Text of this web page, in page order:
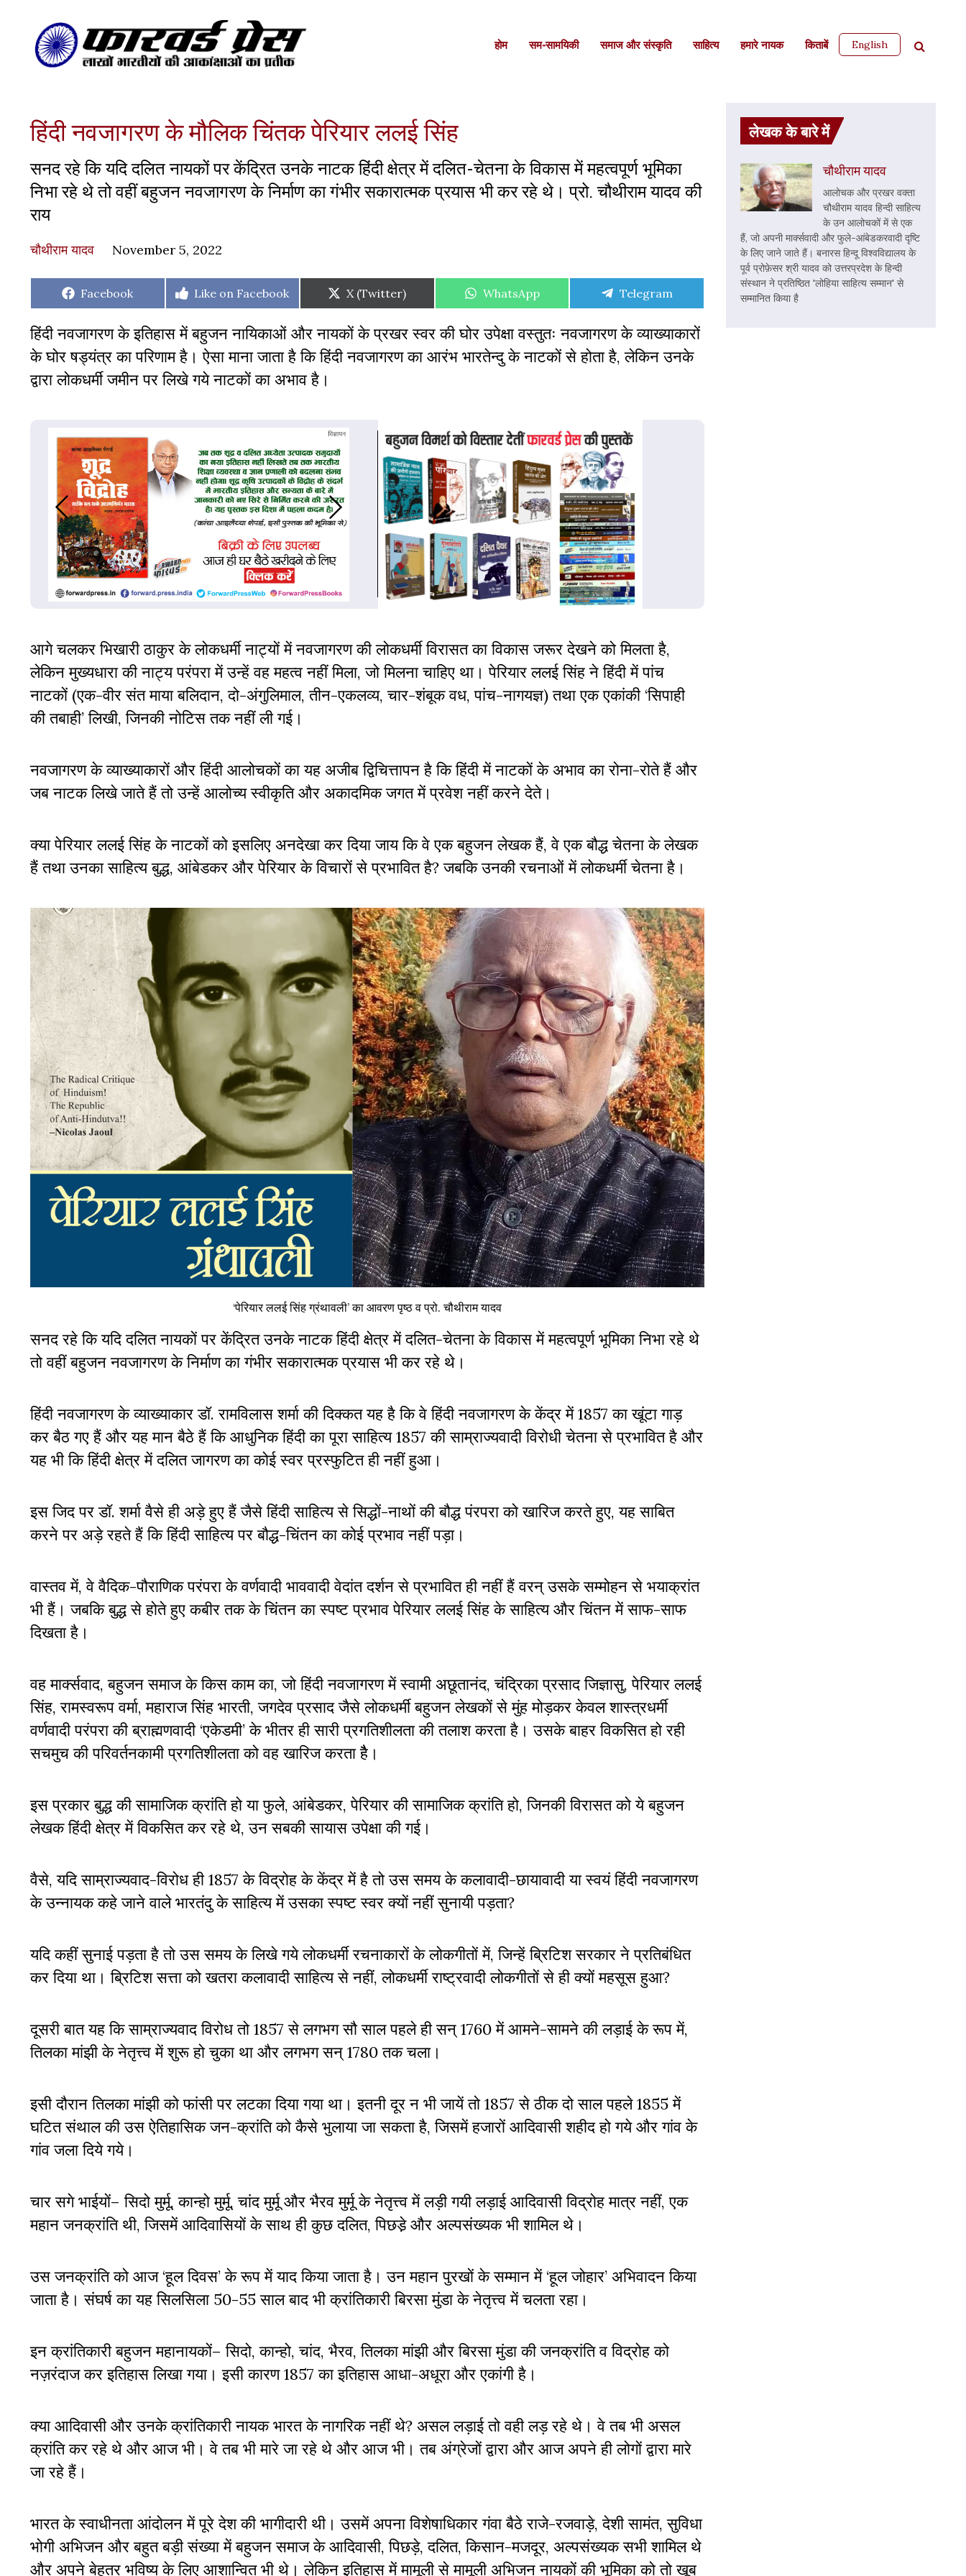
होम सम-सामयिकी समाज और संस्कृति साहित्‍य हमारे नायक किताबें English
हिंदी नवजागरण के मौलिक चिंतक पेरियार ललई सिंह
सनद रहे कि यदि दलित नायकों पर केंद्रित उनके नाटक हिंदी क्षेत्र में दलित-चेतना के विकास में महत्वपूर्ण भूमिका
निभा रहे थे तो वहीं बहुजन नवजागरण के निर्माण का गंभीर सकारात्मक प्रयास भी कर रहे थे। प्रो. चौथीराम यादव की
राय
चौथीराम यादव November 5, 2022
Share
Facebook
Share
Like on Facebook
Share
on
X (Twitter)
Share
WhatsApp
Share
Telegram
हिंदी नवजागरण के इतिहास में बहुजन नायिकाओं और नायकों के प्रखर स्वर की घोर उपेक्षा वस्तुतः नवजागरण के व्याख्याकारों
के घोर षड्यंत्र का परिणाम है। ऐसा माना जाता है कि हिंदी नवजागरण का आरंभ भारतेन्दु के नाटकों से होता है, लेकिन उनके
द्वारा लोकधर्मी जमीन पर लिखे गये नाटकों का अभाव है।
आगे चलकर भिखारी ठाकुर के लोकधर्मी नाट्यों में नवजागरण की लोकधर्मी विरासत का विकास जरूर देखने को मिलता है,
लेकिन मुख्यधारा की नाट्य परंपरा में उन्हें वह महत्व नहीं मिला, जो मिलना चाहिए था। पेरियार ललई सिंह ने हिंदी में पांच
नाटकों (एक-वीर संत माया बलिदान, दो-अंगुलिमाल, तीन-एकलव्य, चार-शंबूक वध, पांच-नागयज्ञ) तथा एक एकांकी ‘सिपाही
की तबाही’ लिखी, जिनकी नोटिस तक नहीं ली गई।
नवजागरण के व्याख्याकारों और हिंदी आलोचकों का यह अजीब द्विचित्तापन है कि हिंदी में नाटकों के अभाव का रोना-रोते हैं और
जब नाटक लिखे जाते हैं तो उन्हें आलोच्य स्वीकृति और अकादमिक जगत में प्रवेश नहीं करने देते।
क्या पेरियार ललई सिंह के नाटकों को इसलिए अनदेखा कर दिया जाय कि वे एक बहुजन लेखक हैं, वे एक बौद्ध चेतना के लेखक
हैं तथा उनका साहित्य बुद्ध, आंबेडकर और पेरियार के विचारों से प्रभावित है? जबकि उनकी रचनाओं में लोकधर्मी चेतना है।
‘पेरियार ललई सिंह ग्रंथावली’ का आवरण पृष्ठ व प्रो. चौथीराम यादव
सनद रहे कि यदि दलित नायकों पर केंद्रित उनके नाटक हिंदी क्षेत्र में दलित-चेतना के विकास में महत्वपूर्ण भूमिका निभा रहे थे
तो वहीं बहुजन नवजागरण के निर्माण का गंभीर सकारात्मक प्रयास भी कर रहे थे।
हिंदी नवजागरण के व्याख्याकार डॉ. रामविलास शर्मा की दिक्कत यह है कि वे हिंदी नवजागरण के केंद्र में 1857 का खूंटा गाड़
कर बैठ गए हैं और यह मान बैठे हैं कि आधुनिक हिंदी का पूरा साहित्य 1857 की साम्राज्यवादी विरोधी चेतना से प्रभावित है और
यह भी कि हिंदी क्षेत्र में दलित जागरण का कोई स्वर प्रस्फुटित ही नहीं हुआ।
इस जिद पर डॉ. शर्मा वैसे ही अड़े हुए हैं जैसे हिंदी साहित्य से सिद्धों-नाथों की बौद्ध पंरपरा को खारिज करते हुए, यह साबित
करने पर अड़े रहते हैं कि हिंदी साहित्य पर बौद्ध-चिंतन का कोई प्रभाव नहीं पड़ा।
वास्तव में, वे वैदिक-पौराणिक परंपरा के वर्णवादी भाववादी वेदांत दर्शन से प्रभावित ही नहीं हैं वरन् उसके सम्मोहन से भयाक्रांत
भी हैं। जबकि बुद्ध से होते हुए कबीर तक के चिंतन का स्पष्ट प्रभाव पेरियार ललई सिंह के साहित्य और चिंतन में साफ-साफ
दिखता है।
वह मार्क्सवाद, बहुजन समाज के किस काम का, जो हिंदी नवजागरण में स्वामी अछूतानंद, चंद्रिका प्रसाद जिज्ञासु, पेरियार ललई
सिंह, रामस्वरूप वर्मा, महाराज सिंह भारती, जगदेव प्रसाद जैसे लोकधर्मी बहुजन लेखकों से मुंह मोड़कर केवल शास्त्रधर्मी
वर्णवादी परंपरा की ब्राह्मणवादी ‘एकेडमी’ के भीतर ही सारी प्रगतिशीलता की तलाश करता है। उसके बाहर विकसित हो रही
सचमुच की परिवर्तनकामी प्रगतिशीलता को वह खारिज करता हैै।
इस प्रकार बुद्ध की सामाजिक क्रांति हो या फुले, आंबेडकर, पेरियार की सामाजिक क्रांति हो, जिनकी विरासत को ये बहुजन
लेखक हिंदी क्षेत्र में विकसित कर रहे थे, उन सबकी सायास उपेक्षा की गई।
वैसे, यदि साम्राज्यवाद-विरोध ही 1857 के विद्रोह के केंद्र में है तो उस समय के कलावादी-छायावादी या स्वयं हिंदी नवजागरण
के उन्नायक कहे जाने वाले भारतंदु के साहित्य में उसका स्पष्ट स्वर क्यों नहीं सुनायी पड़ता?
यदि कहीं सुनाई पड़ता है तो उस समय के लिखे गये लोकधर्मी रचनाकारों के लोकगीतों में, जिन्हें ब्रिटिश सरकार ने प्रतिबंधित
कर दिया था। ब्रिटिश सत्ता को खतरा कलावादी साहित्य से नहीं, लोकधर्मी राष्ट्रवादी लोकगीतों से ही क्यों महसूस हुआ?
दूसरी बात यह कि साम्राज्यवाद विरोध तो 1857 से लगभग सौ साल पहले ही सन् 1760 में आमने-सामने की लड़ाई के रूप में,
तिलका मांझी के नेतृत्त्व में शुरू हो चुका था और लगभग सन् 1780 तक चला।
इसी दौरान तिलका मांझी को फांसी पर लटका दिया गया था। इतनी दूर न भी जायें तो 1857 से ठीक दो साल पहले 1855 में
घटित संथाल की उस ऐतिहासिक जन-क्रांति को कैसे भुलाया जा सकता है, जिसमें हजारों आदिवासी शहीद हो गये और गांव के
गांव जला दिये गये।
चार सगे भाईयों– सिदो मुर्मू, कान्हो मुर्मू, चांद मुर्मू और भैरव मुर्मू के नेतृत्त्व में लड़ी गयी लड़ाई आदिवासी विद्रोह मात्र नहीं, एक
महान जनक्रांति थी, जिसमें आदिवासियों के साथ ही कुछ दलित, पिछडे़ और अल्पसंख्यक भी शामिल थे।
उस जनक्रांति को आज ‘हूल दिवस’ के रूप में याद किया जाता है। उन महान पुरखों के सम्मान में ‘हूल जोहार’ अभिवादन किया
जाता है। संघर्ष का यह सिलसिला 50-55 साल बाद भी क्रांतिकारी बिरसा मुंडा के नेतृत्त्व में चलता रहा।
इन क्रांतिकारी बहुजन महानायकों– सिदो, कान्हो, चांद, भैरव, तिलका मांझी और बिरसा मुंडा की जनक्रांति व विद्रोह को
नज़रंदाज कर इतिहास लिखा गया। इसी कारण 1857 का इतिहास आधा-अधूरा और एकांगी है।
क्या आदिवासी और उनके क्रांतिकारी नायक भारत के नागरिक नहीं थे? असल लड़ाई तो वही लड़ रहे थे। वे तब भी असल
क्रांति कर रहे थे और आज भी। वे तब भी मारे जा रहे थे और आज भी। तब अंग्रेजों द्वारा और आज अपने ही लोगों द्वारा मारे
जा रहे हैं।
भारत के स्वाधीनता आंदोलन में पूरे देश की भागीदारी थी। उसमें अपना विशेषाधिकार गंवा बैठे राजे-रजवाड़े, देशी सामंत, सुविधा
भोगी अभिजन और बहुत बड़ी संख्या में बहुजन समाज के आदिवासी, पिछड़े, दलित, किसान-मजदूर, अल्पसंख्यक सभी शामिल थे
और अपने बेहतर भविष्य के लिए आशान्वित भी थे। लेकिन इतिहास में मामूली से मामूली अभिजन नायकों की भूमिका को तो खूब
लेखक के बारे में
चौथीराम यादव
आलोचक और प्रखर वक्ता
चौथीराम यादव हिन्दी साहित्य
के उन आलोचकों में से एक
हैं, जो अपनी मार्क्सवादी और फुले-आंबेडकरवादी दृष्टि
के लिए जाने जाते हैं। बनारस हिन्दू विश्वविद्यालय के
पूर्व प्रोफ़ेसर श्री यादव को उत्तरप्रदेश के हिन्दी
संस्थान ने प्रतिष्ठित 'लोहिया साहित्य सम्मान' से
सम्मानित किया है